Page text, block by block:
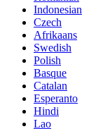
Indonesian
Czech
Afrikaans
Swedish
Polish
Basque
Catalan
Esperanto
Hindi
Lao